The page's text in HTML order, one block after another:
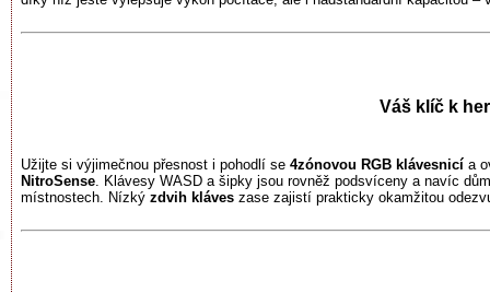
Váš klíč k
Užijte si výjimečnou přesnost i pohodlí se 4zónovou RGB klávesnicí a
NitroSense. Klávesy WASD a šipky jsou rovněž podsvíceny a navíc
místnostech. Nízký zdvih kláves zase zajistí prakticky okamžitou